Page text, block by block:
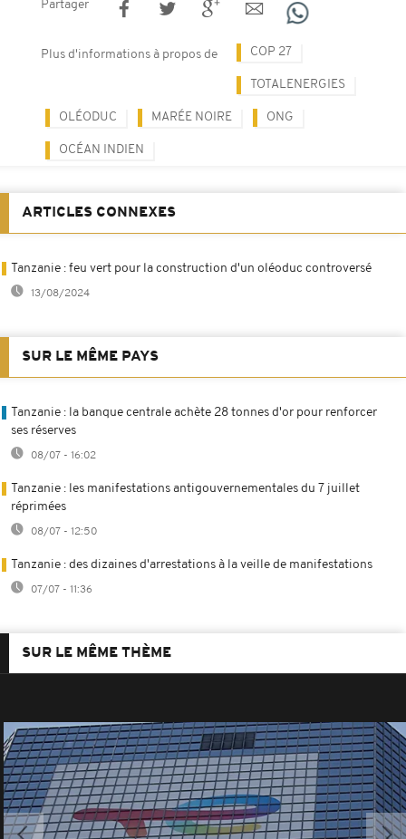
Partager
Plus d'informations à propos de COP 27
TOTALENERGIES
OLÉODUC MARÉE NOIRE ONG
OCÉAN INDIEN
ARTICLES CONNEXES
Tanzanie : feu vert pour la construction d'un oléoduc controversé
13/08/2024
SUR LE MÊME PAYS
Tanzanie : la banque centrale achète 28 tonnes d'or pour renforcer
ses réserves
08/07 - 16:02
Tanzanie : les manifestations antigouvernementales du 7 juillet
réprimées
08/07 - 12:50
Tanzanie : des dizaines d'arrestations à la veille de manifestations
07/07 - 11:36
SUR LE MÊME THÈME